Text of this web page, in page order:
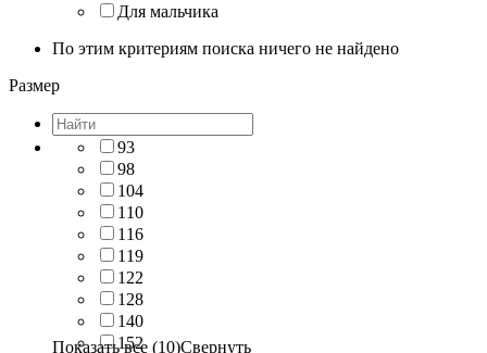
Для мальчика
По этим критериям поиска ничего не найдено
Размер
93
98
104
110
116
119
122
128
140
152
Показать все (10)Свернуть